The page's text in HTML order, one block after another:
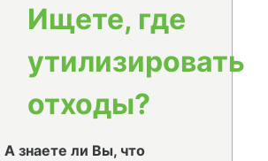
Ищете, где
утилизировать
отходы?
А знаете ли Вы, что